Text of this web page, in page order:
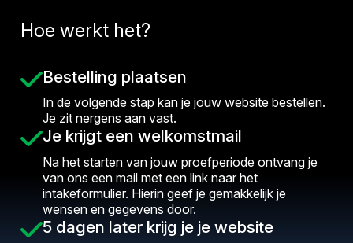
Hoe werkt het?
Bestelling plaatsen
In de volgende stap kan je jouw website bestellen.
Je zit nergens aan vast.
Je krijgt een welkomstmail
Na het starten van jouw proefperiode ontvang je
van ons een mail met een link naar het
intakeformulier. Hierin geef je gemakkelijk je
wensen en gegevens door.
5 dagen later krijg je je website